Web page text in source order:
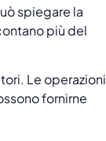
spiegare la
più del
Le operazioni
fornirne